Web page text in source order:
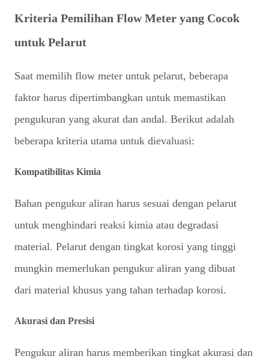
Kriteria Pemilihan Flow Meter yang Cocok
untuk Pelarut
Saat memilih flow meter untuk pelarut, beberapa
faktor harus dipertimbangkan untuk memastikan
pengukuran yang akurat dan andal. Berikut adalah
beberapa kriteria utama untuk dievaluasi:
Kompatibilitas Kimia
Bahan pengukur aliran harus sesuai dengan pelarut
untuk menghindari reaksi kimia atau degradasi
material. Pelarut dengan tingkat korosi yang tinggi
mungkin memerlukan pengukur aliran yang dibuat
dari material khusus yang tahan terhadap korosi.
Akurasi dan Presisi
Pengukur aliran harus memberikan tingkat akurasi dan